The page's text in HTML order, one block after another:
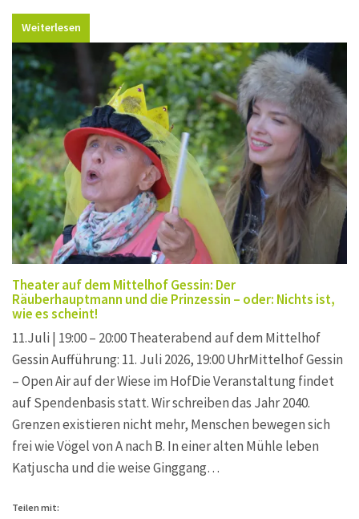
Weiterlesen
Theater auf dem Mittelhof Gessin: Der
Räuberhauptmann und die Prinzessin – oder: Nichts ist,
wie es scheint!
11.Juli | 19:00 – 20:00 Theaterabend auf dem Mittelhof
Gessin Aufführung: 11. Juli 2026, 19:00 UhrMittelhof Gessin
– Open Air auf der Wiese im HofDie Veranstaltung findet
auf Spendenbasis statt. Wir schreiben das Jahr 2040.
Grenzen existieren nicht mehr, Menschen bewegen sich
frei wie Vögel von A nach B. In einer alten Mühle leben
Katjuscha und die weise Ginggang…
Teilen mit: